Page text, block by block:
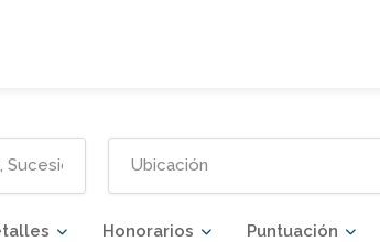
Honorarios Puntuación